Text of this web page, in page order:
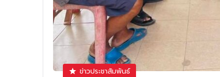
ข่าวประชาสัมพันธ์